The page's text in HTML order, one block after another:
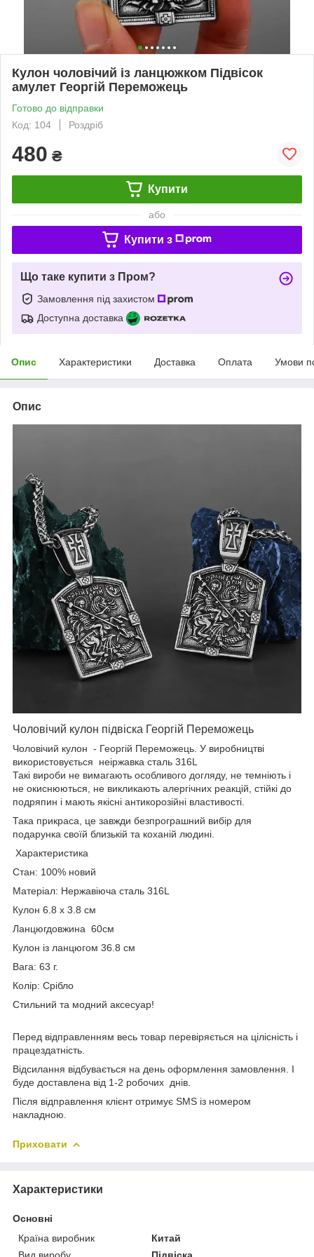
Кулон чоловічий із ланцюжком Підвісок
амулет Георгій Переможець
Готово до відправки
Код: 104
Роздріб
480 ₴
Купити
або
Купити з
Що таке купити з Пром?
Замовлення під захистом
Доступна доставка
Опис Характеристики Доставка Оплата Умови
Опис
Чоловічий кулон підвіска Георгій Переможець
Чоловічий кулон - Георгій Переможець. У виробництві
використовується неіржавка сталь 316L
Такі вироби не вимагають особливого догляду, не темніють і
не окиснюються, не викликають алергічних реакцій, стійкі до
подряпин і мають якісні антикорозійні властивості.
Така прикраса, це завжди безпрограшний вибір для
подарунка своїй близькій та коханій людині.
Характеристика
Стан: 100% новий
Матеріал: Нержавіюча сталь 316L
Кулон 6.8 х 3.8 см
Ланцюгдовжина 60см
Кулон із ланцюгом 36.8 см
Вага: 63 г.
Колір: Срібло
Стильний та модний аксесуар!
Перед відправленням весь товар перевіряється на цілісність і
працездатність.
Відсилання відбувається на день оформлення замовлення. І
буде доставлена від 1-2 робочих днів.
Після відправлення клієнт отримує SMS із номером
накладною.
Приховати
Характеристики
Основні
Країна виробник
Китай
Вид виробу
Підвіска